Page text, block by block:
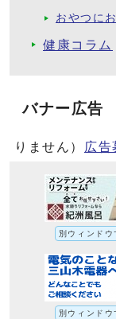
おやつに
健康コラム
バナー広告
りません）
広告
別ウィンドウ
別ウィンドウ